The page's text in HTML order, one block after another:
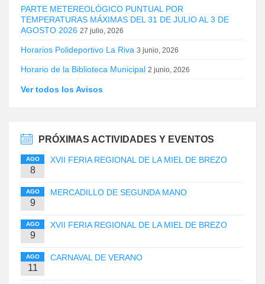
PARTE METEREOLÓGICO PUNTUAL POR
TEMPERATURAS MÁXIMAS DEL 31 DE JULIO AL 3 DE
AGOSTO 2026 27 julio, 2026
Horarios Polideportivo La Riva 3 junio, 2026
Horario de la Biblioteca Municipal 2 junio, 2026
Ver todos los Avisos
PRÓXIMAS ACTIVIDADES Y EVENTOS
AGO
8
XVII FERIA REGIONAL DE LA MIEL DE BREZO
AGO
9
MERCADILLO DE SEGUNDA MANO
AGO
9
XVII FERIA REGIONAL DE LA MIEL DE BREZO
AGO
11
CARNAVAL DE VERANO